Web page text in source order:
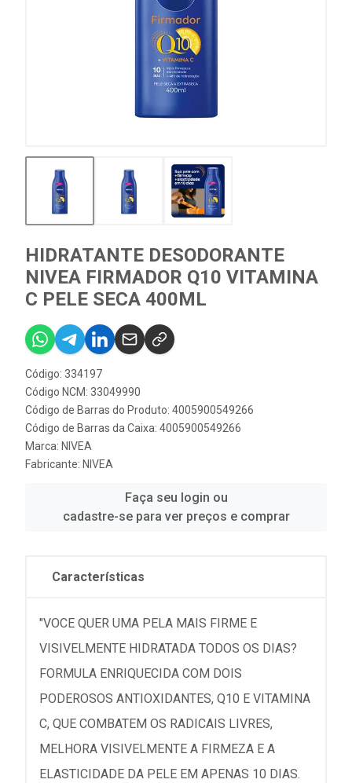
HIDRATANTE DESODORANTE
NIVEA FIRMADOR Q10 VITAMINA
C PELE SECA 400ML
Código: 334197
Código NCM: 33049990
Código de Barras do Produto: 4005900549266
Código de Barras da Caixa: 4005900549266
Marca: NIVEA
Fabricante: NIVEA
Faça seu login ou
cadastre-se para ver preços e comprar
Características
"VOCE QUER UMA PELA MAIS FIRME E
VISIVELMENTE HIDRATADA TODOS OS DIAS?
FORMULA ENRIQUECIDA COM DOIS
PODEROSOS ANTIOXIDANTES, Q10 E VITAMINA
C, QUE COMBATEM OS RADICAIS LIVRES,
MELHORA VISIVELMENTE A FIRMEZA E A
ELASTICIDADE DA PELE EM APENAS 10 DIAS.